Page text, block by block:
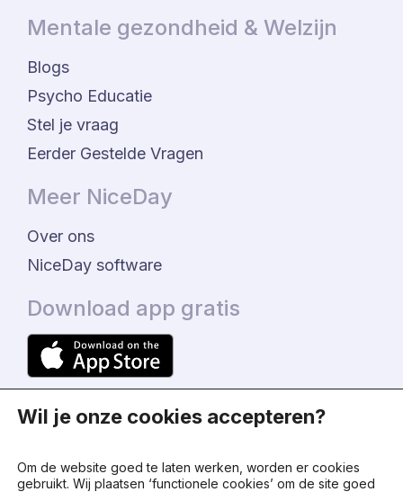
Mentale gezondheid & Welzijn
Blogs
Psycho Educatie
Stel je vraag
Eerder Gestelde Vragen
Meer NiceDay
Over ons
NiceDay software
Download app gratis
Wil je onze cookies accepteren?
Om de website goed te laten werken, worden er cookies
gebruikt. Wij plaatsen ‘functionele cookies’ om de site goed